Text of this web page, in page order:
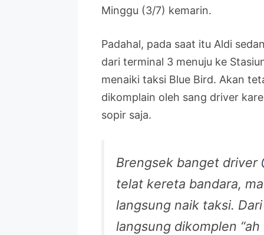
Minggu (3/7) kemarin.
Padahal, pada saat itu Aldi
dari terminal 3 menuju ke
menaiki taksi Blue Bird. Akan
dikomplain oleh sang driver
sopir saja.
Brengsek banget driver
telat kereta bandara,
langsung naik taksi.
langsung dikomplen